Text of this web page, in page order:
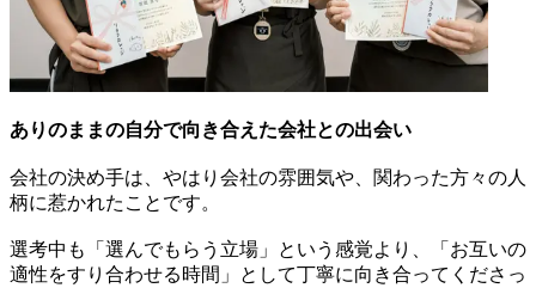
ありのままの自分で向き合えた会社との出会い
会社の決め手は、やはり会社の雰囲気や、関わった方々の人
柄に惹かれたことです。
選考中も「選んでもらう立場」という感覚より、「お互いの
適性をすり合わせる時間」として丁寧に向き合ってくださっ